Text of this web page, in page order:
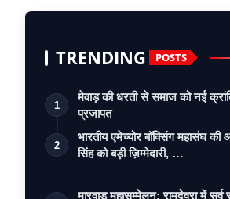
TRENDING POSTS
1
मेवाड़ की धरती से समाज को नई
प्रजापत
2
भारतीय एमेच्योर बॉक्सिंग महासंघ
सिंह को बड़ी ज़िम्मेदारी, …
मारवाड़ महासम्मेलन: रामदेवरा में